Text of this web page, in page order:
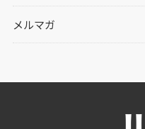
メルマガ